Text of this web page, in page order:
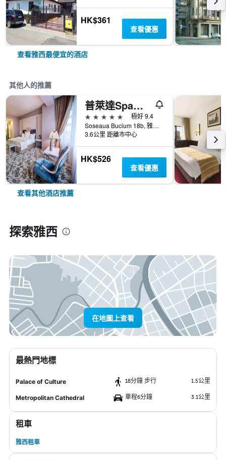
HK$361
查看優惠
查看雅西最便宜的酒店
其他人的推薦
普萊達Spa精品酒店
5星級
極好 9.4
Soseaua Bucium 18b, 雅西, 羅馬尼亞
3.6公里 距離市中心
HK$526
查看優惠
查看其他酒店推薦
探索雅西
在地圖上查看
最熱門地標
Palace of Culture 18分鐘 步行 1.5公里
Metropolitan Cathedral 車程6分鐘 3.1公里
租車
雅西租車